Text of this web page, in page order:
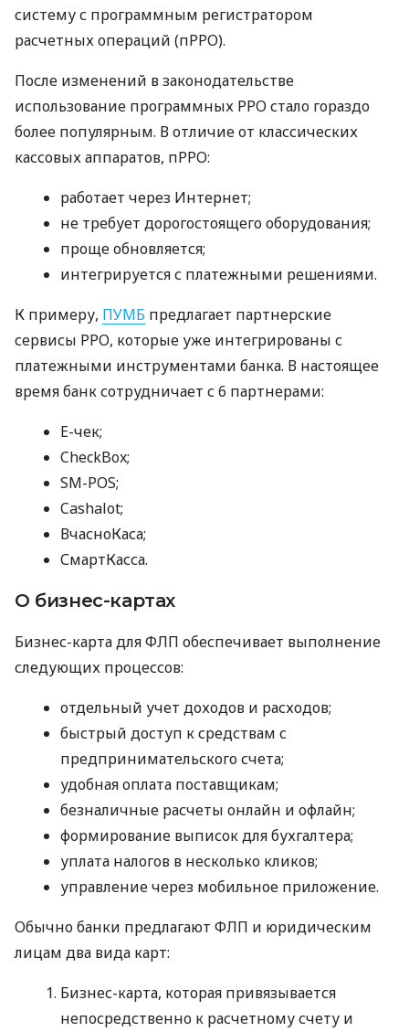
систему с программным регистратором
расчетных операций (пРРО).
После изменений в законодательстве
использование программных РРО стало гораздо
более популярным. В отличие от классических
кассовых аппаратов, пРРО:
работает через Интернет;
не требует дорогостоящего оборудования;
проще обновляется;
интегрируется с платежными решениями.
К примеру, ПУМБ предлагает партнерские
сервисы РРО, которые уже интегрированы с
платежными инструментами банка. В настоящее
время банк сотрудничает с 6 партнерами:
E-чек;
CheckBox;
SM-POS;
Cashalot;
ВчасноКаса;
СмартКасса.
О бизнес-картах
Бизнес-карта для ФЛП обеспечивает выполнение
следующих процессов:
отдельный учет доходов и расходов;
быстрый доступ к средствам с
предпринимательского счета;
удобная оплата поставщикам;
безналичные расчеты онлайн и офлайн;
формирование выписок для бухгалтера;
уплата налогов в несколько кликов;
управление через мобильное приложение.
Обычно банки предлагают ФЛП и юридическим
лицам два вида карт:
Бизнес-карта, которая привязывается
непосредственно к расчетному счету и